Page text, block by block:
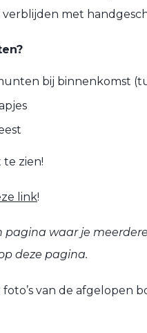
met
bij binnenkomst
te zien!
link!
pagina waar je
deze pagina.
van de afgelopen